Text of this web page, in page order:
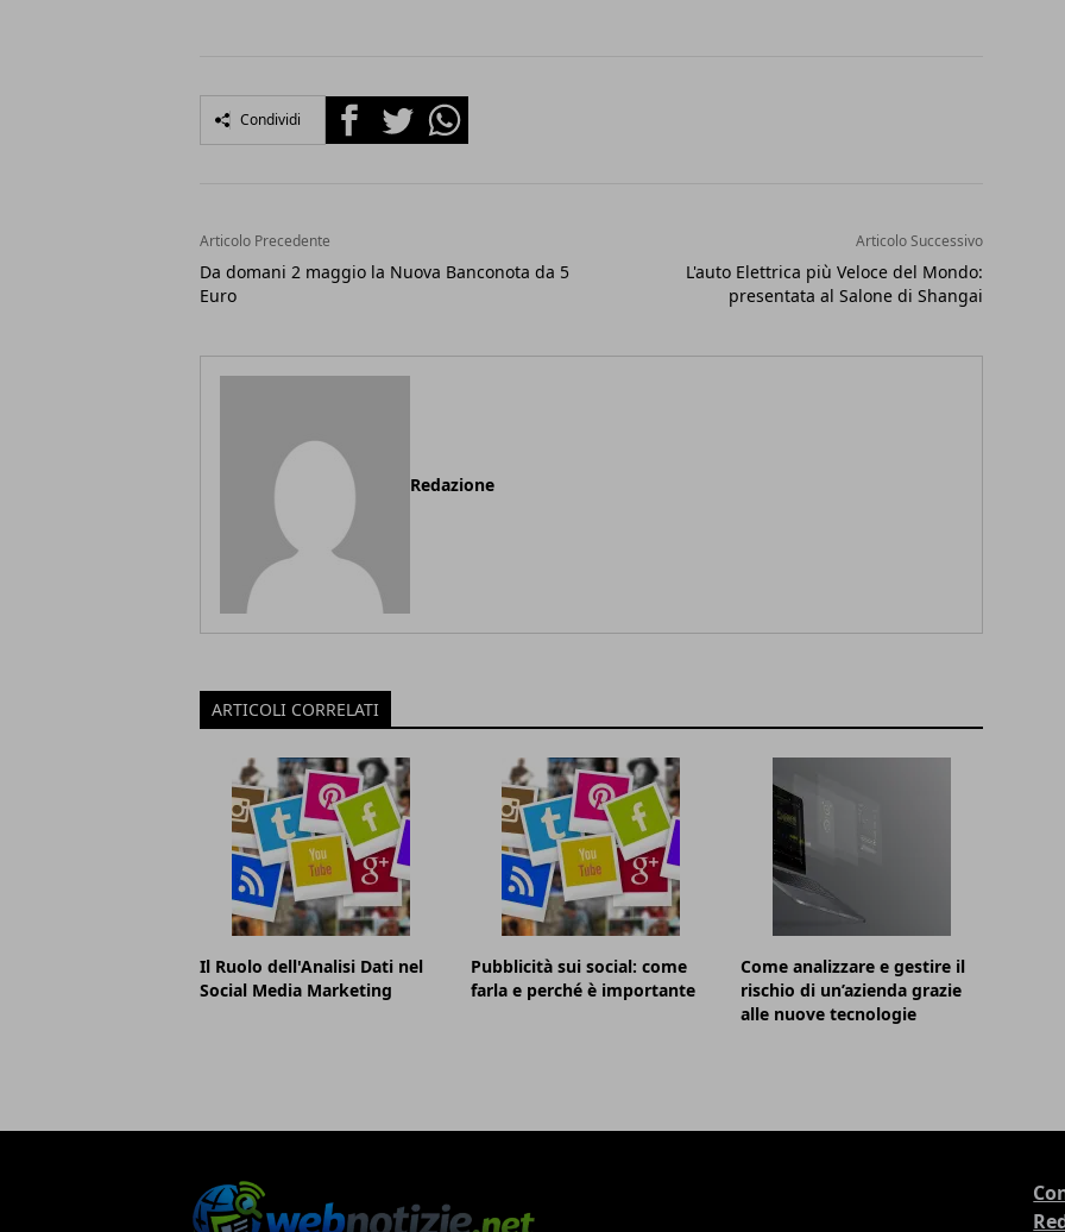
Condividi FacebookTwitterWhatsapp
Articolo Precedente
Da domani 2 maggio la Nuova Banconota da 5
Euro
Articolo Successivo
L'auto Elettrica più Veloce del Mondo:
presentata al Salone di Shangai
Redazione
ARTICOLI CORRELATI
Il Ruolo dell'Analisi Dati nel
Social Media Marketing
Pubblicità sui social: come
farla e perché è importante
Come analizzare e gestire il
rischio di un’azienda grazie
alle nuove tecnologie